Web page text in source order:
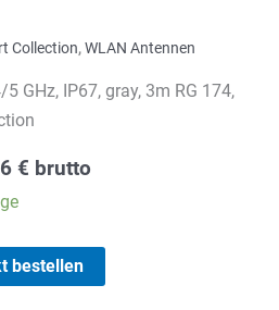
Collection,WLAN Antennen
GHz, IP67, gray, 3m RG 174,
€ brutto
bestellen